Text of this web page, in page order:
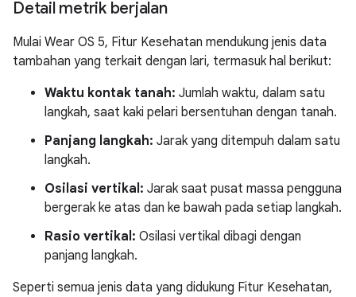
Detail metrik berjalan
Mulai Wear OS 5, Fitur Kesehatan mendukung jenis data
tambahan yang terkait dengan lari, termasuk hal berikut:
Waktu kontak tanah: Jumlah waktu, dalam satu
langkah, saat kaki pelari bersentuhan dengan tanah.
Panjang langkah: Jarak yang ditempuh dalam satu
langkah.
Osilasi vertikal: Jarak saat pusat massa pengguna
bergerak ke atas dan ke bawah pada setiap langkah.
Rasio vertikal: Osilasi vertikal dibagi dengan
panjang langkah.
Seperti semua jenis data yang didukung Fitur Kesehatan,